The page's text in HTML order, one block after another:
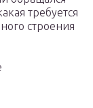
требуется
строения